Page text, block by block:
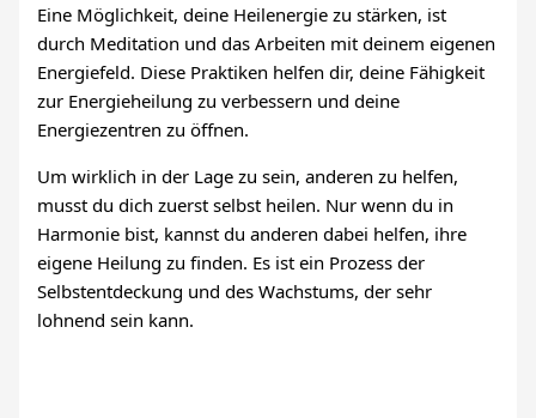
Eine Möglichkeit, deine Heilenergie zu stärken, ist
durch Meditation und das Arbeiten mit deinem eigenen
Energiefeld. Diese Praktiken helfen dir, deine Fähigkeit
zur Energieheilung zu verbessern und deine
Energiezentren zu öffnen.
Um wirklich in der Lage zu sein, anderen zu helfen,
musst du dich zuerst selbst heilen. Nur wenn du in
Harmonie bist, kannst du anderen dabei helfen, ihre
eigene Heilung zu finden. Es ist ein Prozess der
Selbstentdeckung und des Wachstums, der sehr
lohnend sein kann.